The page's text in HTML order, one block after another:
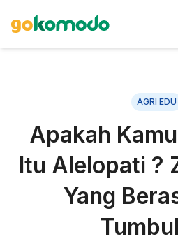
AGRI EDU
Apakah
Itu Alelopati ?
Yang